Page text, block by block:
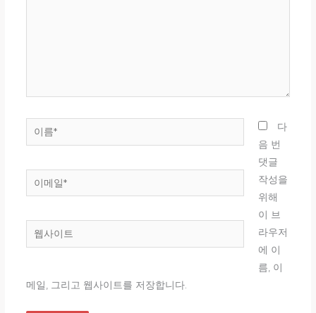
름
메
사
트
다
음 번
댓글
작성을
위해
이 브
라우저
에 이
름, 이
메일, 그리고 웹사이트를 저장합니다.